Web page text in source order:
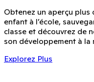
Obtenez un aperçu
enfant à l’école,
classe et découvrez de
son développement à la
Explorez Plus
History